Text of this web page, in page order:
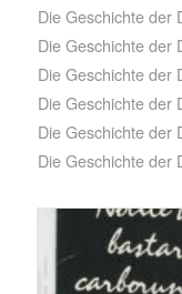
Die Geschichte der
Die Geschichte der
Die Geschichte der
Die Geschichte der
Die Geschichte der
Die Geschichte der